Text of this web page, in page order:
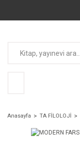
Anasayfa TA FİLOLOJİ